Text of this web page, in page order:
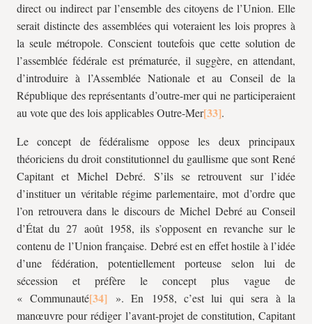
direct ou indirect par l’ensemble des citoyens de l’Union. Elle
serait distincte des assemblées qui voteraient les lois propres à
la seule métropole. Conscient toutefois que cette solution de
l’assemblée fédérale est prématurée, il suggère, en attendant,
d’introduire à l’Assemblée Nationale et au Conseil de la
République des représentants d’outre-mer qui ne participeraient
au vote que des lois applicables Outre-Mer
.
Le concept de fédéralisme oppose les deux principaux
théoriciens du droit constitutionnel du gaullisme que sont René
Capitant et Michel Debré. S’ils se retrouvent sur l’idée
d’instituer un véritable régime parlementaire, mot d’ordre que
l’on retrouvera dans le discours de Michel Debré au Conseil
d’État du 27 août 1958, ils s’opposent en revanche sur le
contenu de l’Union française. Debré est en effet hostile à l’idée
d’une fédération, potentiellement porteuse selon lui de
sécession et préfère le concept plus vague de
« Communauté
». En 1958, c’est lui qui sera à la
manœuvre pour rédiger l’avant-projet de constitution, Capitant